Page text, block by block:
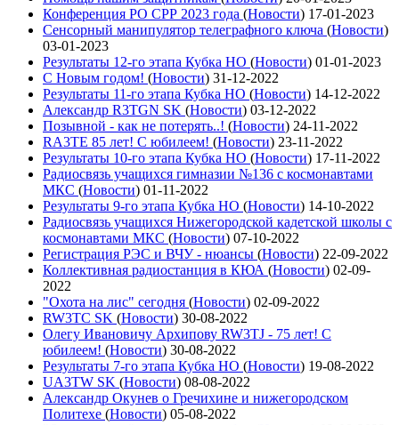
Конференция РО СРР 2023 года (Новости) 17-01-2023
Сенсорный манипулятор телеграфного ключа (Новости)
03-01-2023
Результаты 12-го этапа Кубка НО (Новости) 01-01-2023
С Новым годом! (Новости) 31-12-2022
Результаты 11-го этапа Кубка НО (Новости) 14-12-2022
Александр R3TGN SK (Новости) 03-12-2022
Позывной - как не потерять..! (Новости) 24-11-2022
RA3TE 85 лет! С юбилеем! (Новости) 23-11-2022
Результаты 10-го этапа Кубка НО (Новости) 17-11-2022
Радиосвязь учащихся гимназии №136 с космонавтами
МКС (Новости) 01-11-2022
Результаты 9-го этапа Кубка НО (Новости) 14-10-2022
Радиосвязь учащихся Нижегородской кадетской школы с
космонавтами МКС (Новости) 07-10-2022
Регистрация РЭС и ВЧУ - нюансы (Новости) 22-09-2022
Коллективная радиостанция в КЮА (Новости) 02-09-
2022
"Охота на лис" сегодня (Новости) 02-09-2022
RW3TC SK (Новости) 30-08-2022
Олегу Ивановичу Архипову RW3TJ - 75 лет! С
юбилеем! (Новости) 30-08-2022
Результаты 7-го этапа Кубка НО (Новости) 19-08-2022
UA3TW SK (Новости) 08-08-2022
Александр Окунев о Гречихине и нижегородском
Политехе (Новости) 05-08-2022